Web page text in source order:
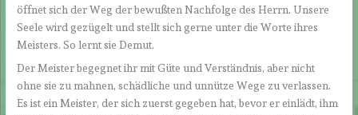
öffnet sich der Weg der bewußten Nachfolge des Herrn. Unsere
Seele wird gezügelt und stellt sich gerne unter die Worte ihres
Meisters. So lernt sie Demut.
Der Meister begegnet ihr mit Güte und Verständnis, aber nicht
ohne sie zu mahnen, schädliche und unnütze Wege zu verlassen.
Es ist ein Meister, der sich zuerst gegeben hat, bevor er einlädt, ihm